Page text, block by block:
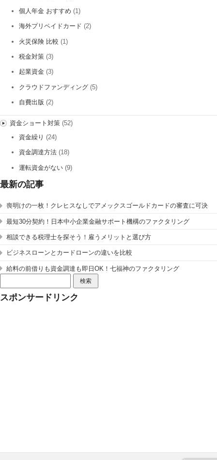
個人年金 おすすめ (1)
海外プリペイドカード (2)
火災保険 比較 (1)
税金対策 (3)
起業資金 (3)
クラウドファンディング (5)
自費出版 (2)
資金ショート対策(52)
資金繰り (24)
資金調達方法 (18)
運転資金がない (9)
最新の記事
喪明けの一枚！クレヒスなしでアメックスゴールドカードの審査に可決
最短30分契約！日本中小企業金融サポート機構のファクタリング
相談できる税理士を探そう！雇うメリットと選び方
ビジネスローンとカードローンの違いを比較
給料の前借りも資金調達も即日OK！七福神のファクタリング
索:
スポンサードリンク